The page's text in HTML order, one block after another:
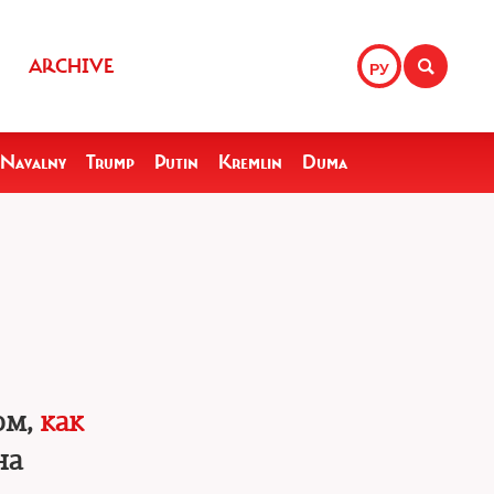
РУ
ARCHIVE
Navalny Trump Putin Kremlin Duma
как